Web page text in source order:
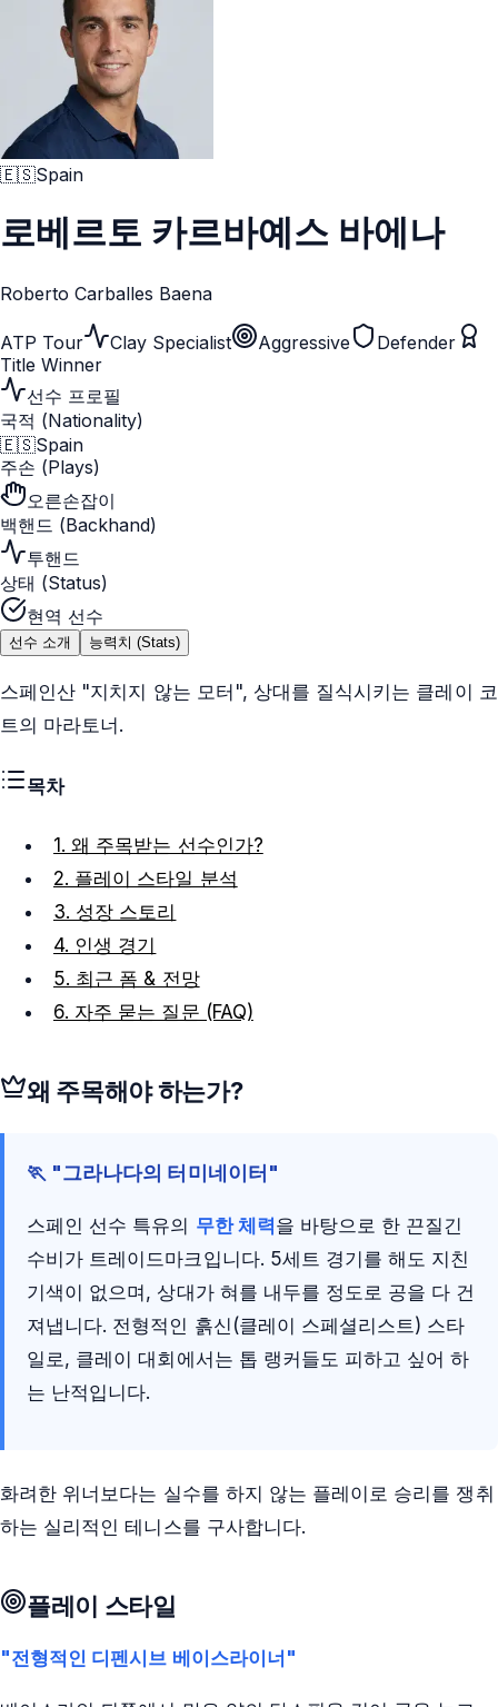
🇪🇸Spain
로베르토 카르바예스 바에나
Roberto Carballes Baena
ATP Tour Clay Specialist Aggressive
Defender
Title Winner
선수 프로필
국적 (Nationality)
🇪🇸Spain
주손 (Plays)
오른손잡이
백핸드 (Backhand)
투핸드
상태 (Status)
현역 선수
선수 소개 능력치 (Stats)
스페인산 "지치지 않는 모터", 상대를 질식시키는 클레이 코
트의 마라토너.
목차
1. 왜 주목받는 선수인가?
2. 플레이 스타일 분석
3. 성장 스토리
4. 인생 경기
5. 최근 폼 & 전망
6. 자주 묻는 질문 (FAQ)
왜 주목해야 하는가?
🏃 "그라나다의 터미네이터"
스페인 선수 특유의 무한 체력을 바탕으로 한 끈질긴
수비가 트레이드마크입니다. 5세트 경기를 해도 지친
기색이 없으며, 상대가 혀를 내두를 정도로 공을 다 건
져냅니다. 전형적인 흙신(클레이 스페셜리스트) 스타
일로, 클레이 대회에서는 톱 랭커들도 피하고 싶어 하
는 난적입니다.
화려한 위너보다는 실수를 하지 않는 플레이로 승리를 쟁취
하는 실리적인 테니스를 구사합니다.
플레이 스타일
"전형적인 디펜시브 베이스라이너"